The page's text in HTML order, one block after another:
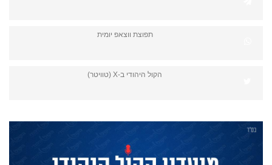
תפוצת ווצאפ יומית
הקול היהודי ב-X (טוויטר)